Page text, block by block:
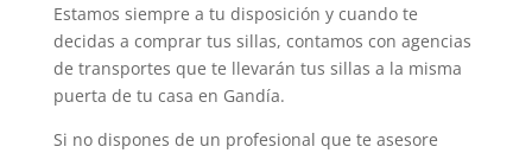
Estamos siempre a tu disposición y cuando te
decidas a comprar tus sillas, contamos con agencias
de transportes que te llevarán tus sillas a la misma
puerta de tu casa en Gandía.
Si no dispones de un profesional que te asesore